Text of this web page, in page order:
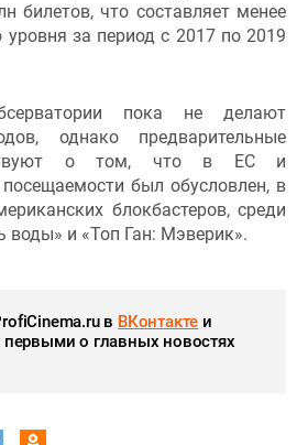
билетов, что составляет менее
уровня за период с 2017 по 2019
пока не делают
однако предварительные
о том, что в ЕС и
был обусловлен, в
блокбастеров, среди
воды» и «Топ Ган: Мэверик».
в ВКонтакте и
первыми о главных новостях